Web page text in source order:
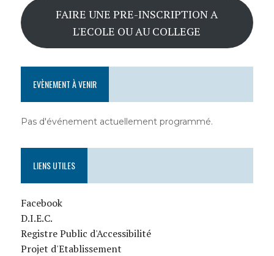
FAIRE UNE PRE-INSCRIPTION A
L'ECOLE OU AU COLLEGE
EVÈNEMENT À VENIR
Pas d'événement actuellement programmé.
LIENS UTILES
Facebook
D.I.E.C.
Registre Public d'Accessibilité
Projet d'Etablissement